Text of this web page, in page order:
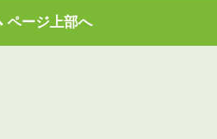
ページ上部へ